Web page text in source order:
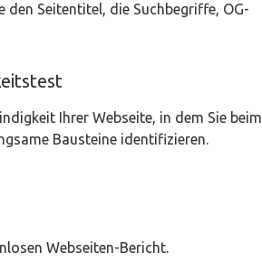
den Seitentitel, die Suchbegriffe, OG-
Ihrer Webseite, in dem Sie beim
Bausteine identifizieren.
Webseiten-Bericht.